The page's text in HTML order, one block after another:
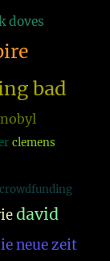
doves
bad
clemens
crowdfunding
david
neue zeit